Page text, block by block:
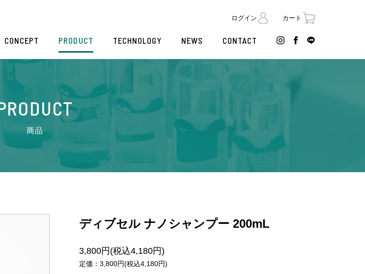
ログイン カート
CONCEPT PRODUCT TECHNOLOGY NEWS CONTACT
商品
ディブセル ナノシャンプー 200mL
3,800円(税込4,180円)
定価：3,800円(税込4,180円)